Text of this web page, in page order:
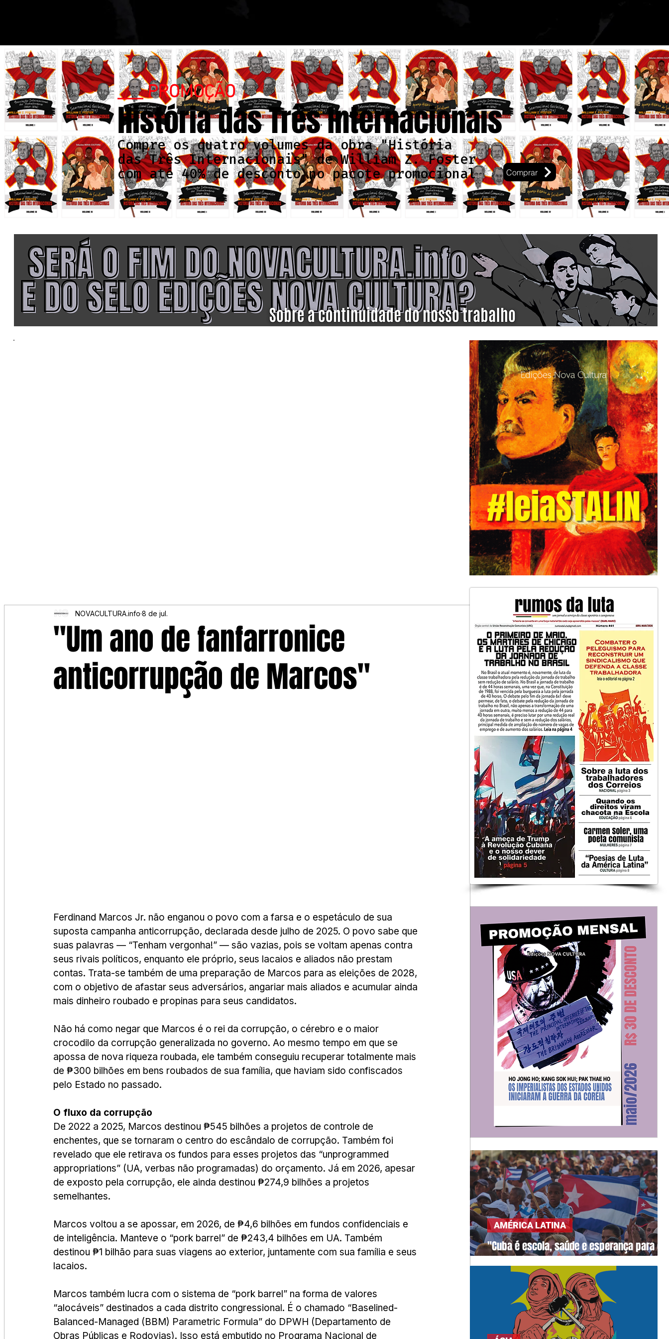
Compre os quatro volumes da obra "História
das Três Internacionais" de William Z. Foster
com até 40% de desconto no pacote promocional
___ PROMOÇÃO
História das Três Internacionais
Comprar
"Um ano de fanfarronice
anticorrupção de Marcos"
NOVACULTURA.info 8 de jul.
Ferdinand Marcos Jr. não enganou o povo com a farsa e o espetáculo de sua
suposta campanha anticorrupção, declarada desde julho de 2025. O povo sabe que
suas palavras — “Tenham vergonha!” — são vazias, pois se voltam apenas contra
seus rivais políticos, enquanto ele próprio, seus lacaios e aliados não prestam
contas. Trata-se também de uma preparação de Marcos para as eleições de 2028,
com o objetivo de afastar seus adversários, angariar mais aliados e acumular ainda
mais dinheiro roubado e propinas para seus candidatos.
Não há como negar que Marcos é o rei da corrupção, o cérebro e o maior
crocodilo da corrupção generalizada no governo. Ao mesmo tempo em que se
apossa de nova riqueza roubada, ele também conseguiu recuperar totalmente mais
de ₱300 bilhões em bens roubados de sua família, que haviam sido confiscados
pelo Estado no passado.
O fluxo da corrupção
De 2022 a 2025, Marcos destinou ₱545 bilhões a projetos de controle de
enchentes, que se tornaram o centro do escândalo de corrupção. Também foi
revelado que ele retirava os fundos para esses projetos das “unprogrammed
appropriations” (UA, verbas não programadas) do orçamento. Já em 2026, apesar
de exposto pela corrupção, ele ainda destinou ₱274,9 bilhões a projetos
semelhantes.
Marcos voltou a se apossar, em 2026, de ₱4,6 bilhões em fundos confidenciais e
de inteligência. Manteve o “pork barrel” de ₱243,4 bilhões em UA. Também
destinou ₱1 bilhão para suas viagens ao exterior, juntamente com sua família e seus
lacaios.
Marcos também lucra com o sistema de “pork barrel” na forma de valores
“alocáveis” destinados a cada distrito congressional. É o chamado “Baselined-
Balanced-Managed (BBM) Parametric Formula” do DPWH (Departamento de
Obras Públicas e Rodovias). Isso está embutido no Programa Nacional de
"Cuba é escola, saúde e esperança para o
AMÉRICA LATINA